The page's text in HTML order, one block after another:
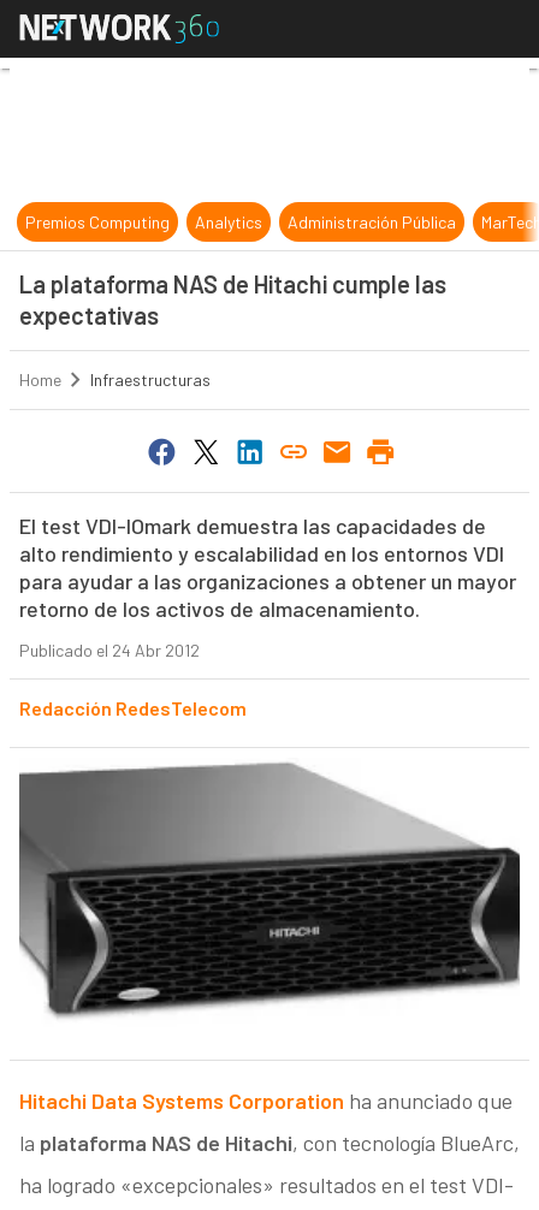
La plataforma NAS de Hitachi
Premios Computing Analytics Administración Pública
La plataforma NAS de Hitachi cumple las
expectativas
Home Infraestructuras
El test VDI-IOmark demuestra las capacidades de
alto rendimiento y escalabilidad en los entornos VDI
para ayudar a las organizaciones a obtener un mayor
retorno de los activos de almacenamiento.
Publicado el 24 Abr 2012
Redacción RedesTelecom
Hitachi Data Systems Corporation ha anunciado que
la plataforma NAS de Hitachi, con tecnología BlueArc,
ha logrado «excepcionales» resultados en el test VDI-